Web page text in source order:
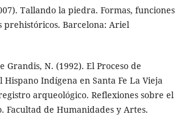
Tallando la piedra. Formas, funciones
prehistóricos. Barcelona: Ariel
Grandis, N. (1992). El Proceso de
Indígena en Santa Fe La Vieja
arqueológico. Reflexiones sobre el
Facultad de Humanidades y Artes.